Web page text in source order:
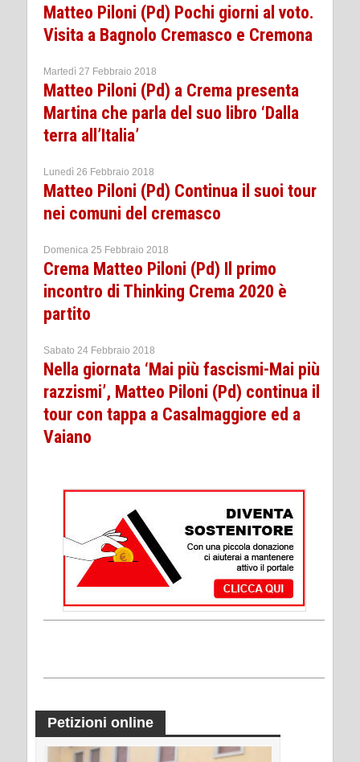
Matteo Piloni (Pd) Pochi giorni al voto.
Visita a Bagnolo Cremasco e Cremona
Martedì 27 Febbraio 2018
Matteo Piloni (Pd) a Crema presenta
Martina che parla del suo libro ‘Dalla
terra all’Italia’
Lunedì 26 Febbraio 2018
Matteo Piloni (Pd) Continua il suoi tour
nei comuni del cremasco
Domenica 25 Febbraio 2018
Crema Matteo Piloni (Pd) Il primo
incontro di Thinking Crema 2020 è
partito
Sabato 24 Febbraio 2018
Nella giornata ‘Mai più fascismi-Mai più
razzismi’, Matteo Piloni (Pd) continua il
tour con tappa a Casalmaggiore ed a
Vaiano
Petizioni online